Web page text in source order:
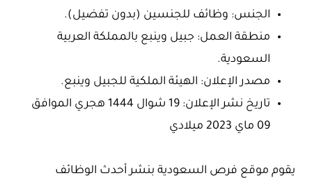
الجنس: وظائف للجنسين (بدون تفضيل).
منطقة العمل: جبيل وينبع بالمملكة العربية
السعودية.
مصدر الإعلان: الهيئة الملكية للجبيل وينبع.
تاريخ نشر الإعلان: 19 شوال 1444 هجري الموافق
09 ماي 2023 ميلادي
يقوم موقع فرص السعودية بنشر أحدث الوظائف